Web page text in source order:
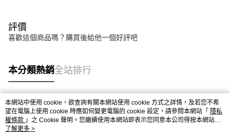
評價
喜歡這個商品嗎？購買後給他一個好評吧
本分類熱銷全站排行
熱門標籤
本網站中使用 cookie，欲查詢有關本網站使用 cookie 方式之詳情，及若您不希
望在電腦上使用 cookie 時應如何變更電腦的 cookie 設定，請參閱本網站「 隱私
權條款 」之 Cookie 聲明。您繼續使用本網站即表示您同意本公司得按本網站使
用條款之 Cookie 聲明使用 cookie。
了解更多 >